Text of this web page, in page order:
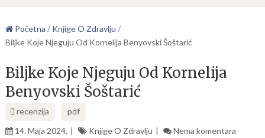
Početna / Knjige O Zdravlju /
Biljke Koje Njeguju Od Kornelija Benyovski Šoštarić
Biljke Koje Njeguju Od Kornelija
Benyovski Šoštarić
recenzija
pdf
14. Maja 2024.
Knjige O Zdravlju Nema komentara